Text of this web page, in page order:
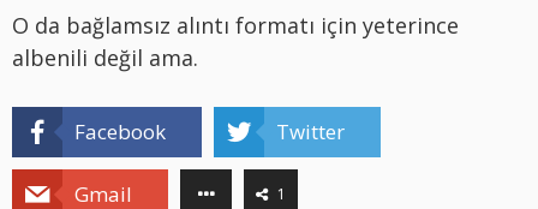
O da bağlamsız alıntı formatı için yeterince
albenili değil ama.
Facebook Twitter
Gmail 1